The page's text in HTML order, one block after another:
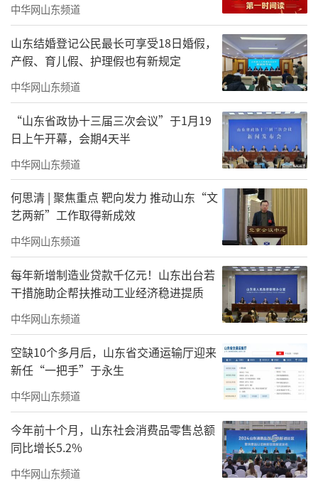
成。”山东省港口集团总经理李奉利说，今年
一季度，山东港口在河南完成海铁联运操作箱
的数量是2.85万标箱，同比增长46.91%。
陆海联动、多向并进的沿黄达海大通道建
设，在为沿黄流域各大城市塑造开放新格局提
供物理保障的同时，也成为确保企业生产、能
源保供的重要通道。
2024年4月17日，在山东港口日照港大宗干散货智慧绿色示范作业
区，货轮在码头装煤（无人机照片）。新华社记者 郭绪雷 摄
从空中俯瞰山东港口日照港，瓦日铁路、
新菏兖日铁路、日濮洛输油管道，如一条条能
源“动脉”，在此汇聚。
中华网山东频道
山东结婚登记公民最长可享受18日婚假，
产假、育儿假、护理假也有新规定
中华网山东频道
“山东省政协十三届三次会议”于1月19
日上午开幕，会期4天半
中华网山东频道
何思清 | 聚焦重点 靶向发力 推动山东“文
艺两新”工作取得新成效
中华网山东频道
每年新增制造业贷款千亿元！山东出台若
干措施助企帮扶推动工业经济稳进提质
中华网山东频道
空缺10个多月后，山东省交通运输厅迎来
新任“一把手”于永生
中华网山东频道
今年前十个月，山东社会消费品零售总额
同比增长5.2%
中华网山东频道